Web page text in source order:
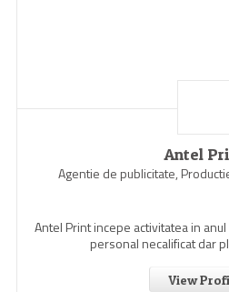
Antel
Agentie de publicitate,
Antel Print incepe activitatea in
personal necalificat dar
View